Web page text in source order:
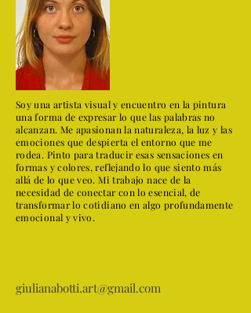
Soy una artista visual y encuentro en la pintura
una forma de expresar lo que las palabras no
alcanzan. Me apasionan la naturaleza, la luz y las
emociones que despierta el entorno que me
rodea. Pinto para traducir esas sensaciones en
formas y colores, reflejando lo que siento más
allá de lo que veo. Mi trabajo nace de la
necesidad de conectar con lo esencial, de
transformar lo cotidiano en algo profundamente
emocional y vivo.
giulianabotti.art@gmail.com